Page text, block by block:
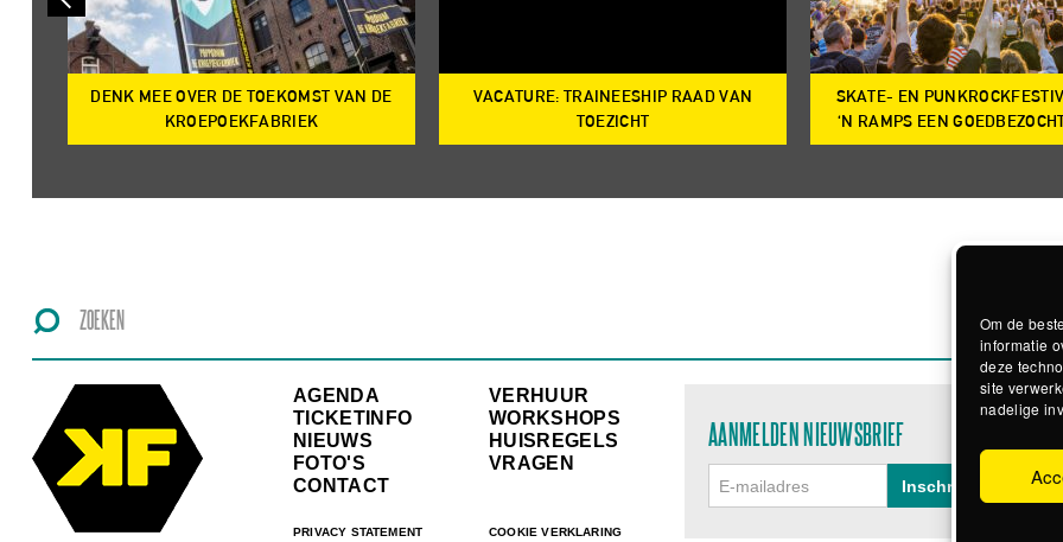
Om de
informatie
deze
site
nadelige
DENK MEE OVER DE TOEKOMST VAN DE
KROEPOEKFABRIEK
VACATURE: TRAINEESHIP RAAD VAN
TOEZICHT
SKATE- EN
‘N RAMPS EEN
AGENDA
TICKETINFO
NIEUWS
FOTO'S
CONTACT
PRIVACY STATEMENT
VERHUUR
WORKSHOPS
HUISREGELS
VRAGEN
COOKIE VERKLARING
AANMELDEN NIEUWSBRIEF